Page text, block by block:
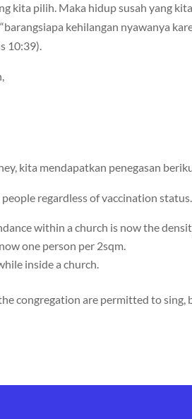
kita pilih. Maka hidup susah yang
kehilangan nyawanya
10:39).
kita mendapatkan penegasan
regardless of vaccination status.
within a church is now the
one person per 2sqm.
inside a church.
congregation are permitted to sing,